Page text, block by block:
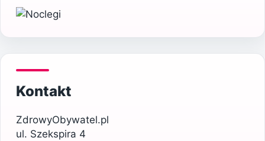
Kontakt
ZdrowyObywatel.pl
ul. Szekspira 4